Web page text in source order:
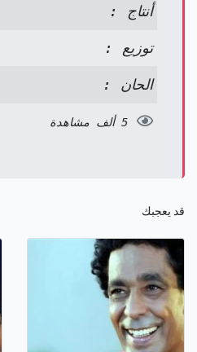
أنتاج :
توزيع :
الحان :
5 ألف مشاهدة
قد يعجبك